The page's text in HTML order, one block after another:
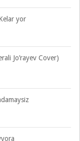
yor
Jo’rayev Cover)